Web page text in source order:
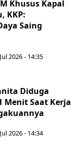
Khusus Kapal
KKP:
Saing
2026 - 14:35
Diduga
Menit Saat Kerja
2026 - 14:34